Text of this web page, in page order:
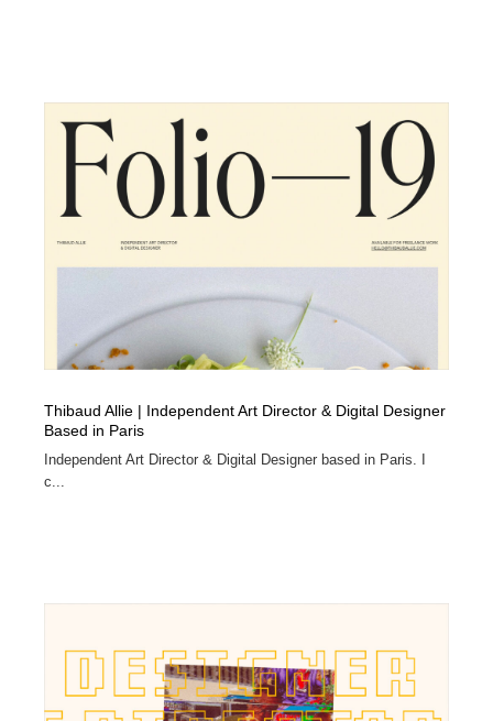
Thibaud Allie | Independent Art Director & Digital Designer
Based in Paris
Independent Art Director & Digital Designer based in Paris. I
c...